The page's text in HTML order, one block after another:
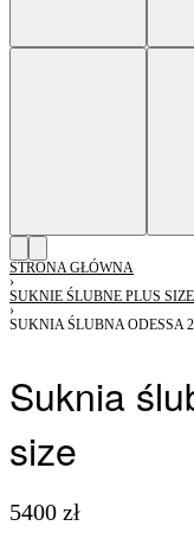
STRONA GŁÓWNA
›
SUKNIE ŚLUBNE PLUS SIZE
›
SUKNIA ŚLUBNA ODESSA
Suknia
size
5400 zł